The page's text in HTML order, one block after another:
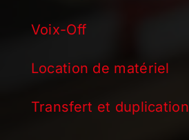
Voix-Off
Location de matériel
Transfert et duplication